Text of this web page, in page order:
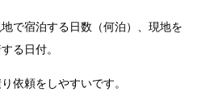
で宿泊する日数（何泊）、現地を
る日付。
依頼をしやすいです。